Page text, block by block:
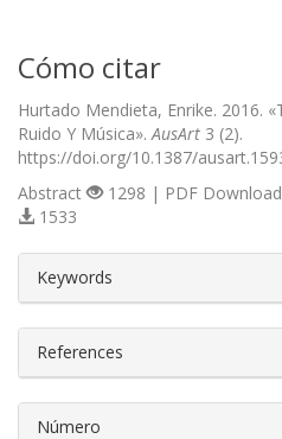
Cómo citar
Hurtado Mendieta, Enrike. 2016.
Ruido Y Música». AusArt 3 (2).
https://doi.org/10.1387/
Abstract
1298 | PDF
1533
Keywords
References
Número